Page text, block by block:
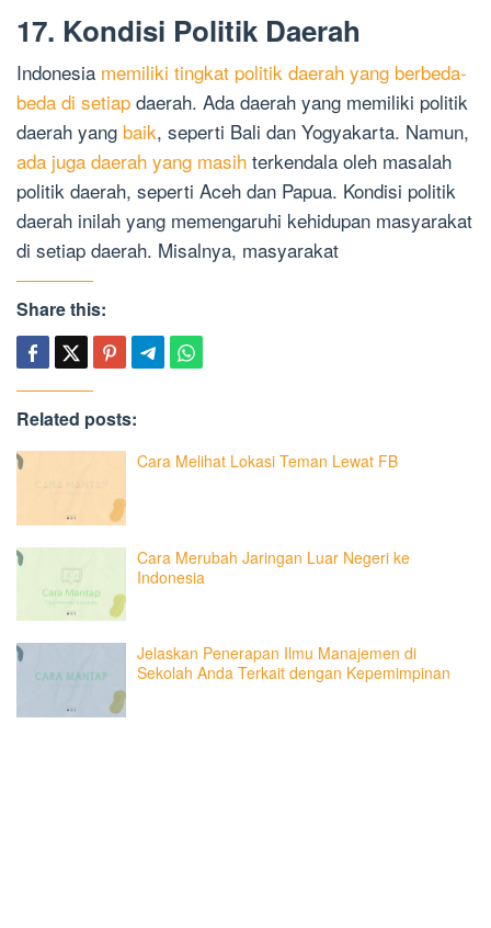
17. Kondisi Politik Daerah
Indonesia memiliki tingkat politik daerah yang berbeda-
beda di setiap daerah. Ada daerah yang memiliki politik
daerah yang baik, seperti Bali dan Yogyakarta. Namun,
ada juga daerah yang masih terkendala oleh masalah
politik daerah, seperti Aceh dan Papua. Kondisi politik
daerah inilah yang memengaruhi kehidupan masyarakat
di setiap daerah. Misalnya, masyarakat
Share this:
Related posts:
Cara Melihat Lokasi Teman Lewat FB
Cara Merubah Jaringan Luar Negeri ke
Indonesia
Jelaskan Penerapan Ilmu Manajemen di
Sekolah Anda Terkait dengan Kepemimpinan